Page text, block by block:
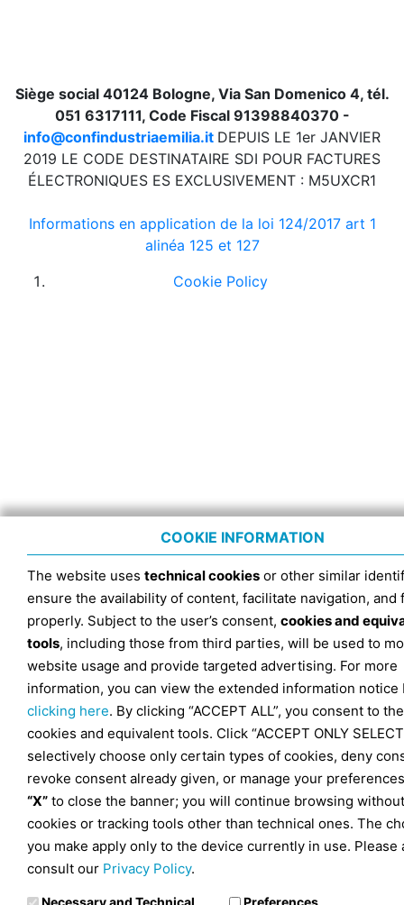
Siège social 40124 Bologne, Via San Domenico 4, tél.
051 6317111, Code Fiscal 91398840370 -
info@confindustriaemilia.it DEPUIS LE 1er JANVIER
2019 LE CODE DESTINATAIRE SDI POUR FACTURES
ÉLECTRONIQUES ES EXCLUSIVEMENT : M5UXCR1
Informations en application de la loi 124/2017 art 1
alinéa 125 et 127
Cookie Policy
COOKIE INFORMATION
The website uses technical cookies or other similar
ensure the availability of content, facilitate navigation, and
properly. Subject to the user’s consent, cookies and
tools, including those from third parties, will be used to
website usage and provide targeted advertising. For more
information, you can view the extended information notice
clicking here. By clicking “ACCEPT ALL”, you consent to
cookies and equivalent tools. Click “ACCEPT ONLY
selectively choose only certain types of cookies, deny
revoke consent already given, or manage your
“X” to close the banner; you will continue browsing without
cookies or tracking tools other than technical ones. The
you make apply only to the device currently in use. Please
consult our Privacy Policy.
Necessary and Technical Preferences